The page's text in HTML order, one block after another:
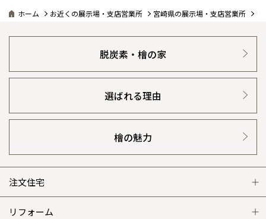
ホーム お近くの展示場・支店営業所 宮崎県の展示場・支店営業所
脱炭素・檜の家
選ばれる理由
檜の魅力
注文住宅
注文住宅 トップ
リフォーム